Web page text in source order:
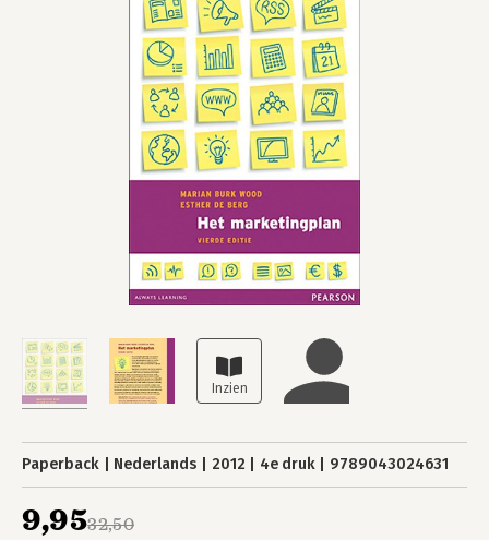
Paperback Nederlands 2012 4e druk 9789043024631
32,50
9,95